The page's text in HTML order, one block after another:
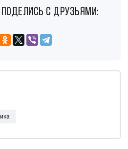
с друзьями: